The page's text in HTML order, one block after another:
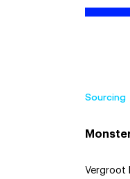
Sourcing
Vergroot